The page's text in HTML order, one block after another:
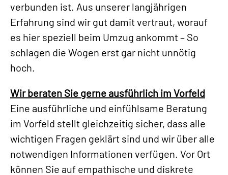
verbunden ist. Aus unserer langjährigen
Erfahrung sind wir gut damit vertraut, worauf
es hier speziell beim Umzug ankommt – So
schlagen die Wogen erst gar nicht unnötig
hoch.
Wir beraten Sie gerne ausführlich im Vorfeld
Eine ausführliche und einfühlsame Beratung
im Vorfeld stellt gleichzeitig sicher, dass alle
wichtigen Fragen geklärt sind und wir über alle
notwendigen Informationen verfügen. Vor Ort
können Sie auf empathische und diskrete